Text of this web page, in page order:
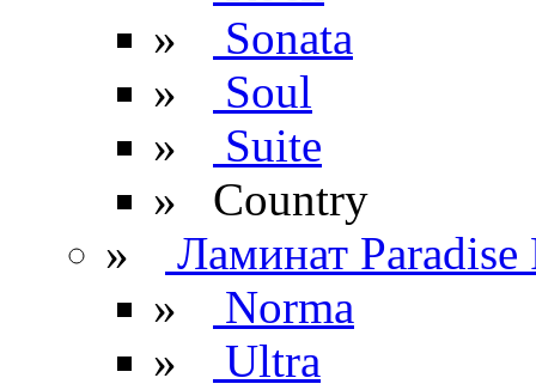
»
Sonata
»
Soul
»
Suite
» Сountry
»
Ламинат Paradise
»
Norma
»
Ultra